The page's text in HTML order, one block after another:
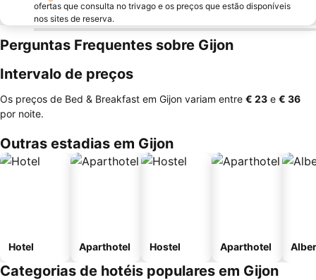
ofertas que consulta no trivago e os preços que estão disponíveis
nos sites de reserva.
Perguntas Frequentes sobre Gijon
Intervalo de preços
Os preços de Bed & Breakfast em Gijon variam entre ‎€ 23 e ‎€ 36
por noite.
Outras estadias em Gijon
Hotel Aparthotel Hostel Aparthotel
Categorias de hotéis populares em Gijon